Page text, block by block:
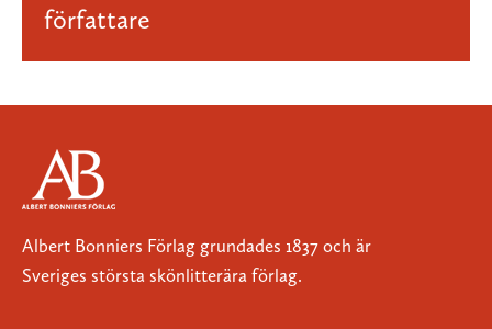
författare
Albert Bonniers Förlag grundades 1837 och är
Sveriges största skönlitterära förlag.